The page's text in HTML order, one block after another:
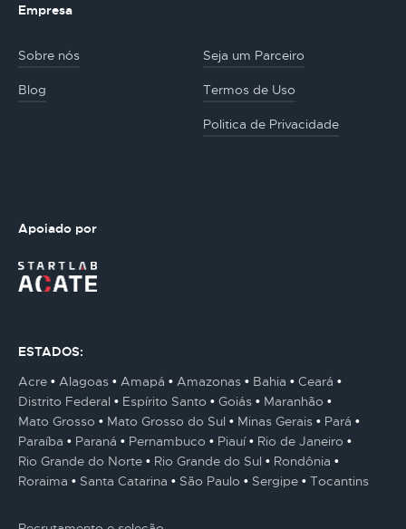
Empresa
Sobre nós Seja um Parceiro
Blog Termos de Uso
Politica de Privacidade
Apoiado por
ESTADOS:
Acre
Alagoas Amapá Amazonas Bahia
Ceará
Distrito Federal
Espírito Santo Goiás
Maranhão
Mato Grosso
Mato Grosso do Sul Minas Gerais
Pará
Paraíba
Paraná Pernambuco Piauí
Rio de Janeiro
Rio Grande do Norte
Rio Grande do Sul
Rondônia
Roraima
Santa Catarina São Paulo Sergipe Tocantins